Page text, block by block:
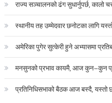
राज्य सञ्चालनको ढंग सुधार्नुपर्छ, कालो
स्थानीय तह उम्मेदवार छनोटका लागि
अमेरिका पुगेर सुत्केरी हुने अभ्यासमा
मनसुनको प्रभाव कायमै, आज कुन–कुन
प्रतिनिधिसभाको बैठक आज बस्दै, यस्तो